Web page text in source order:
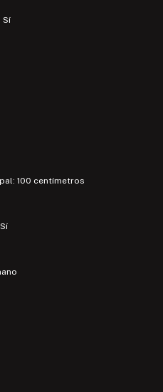
Sí
100 centímetros